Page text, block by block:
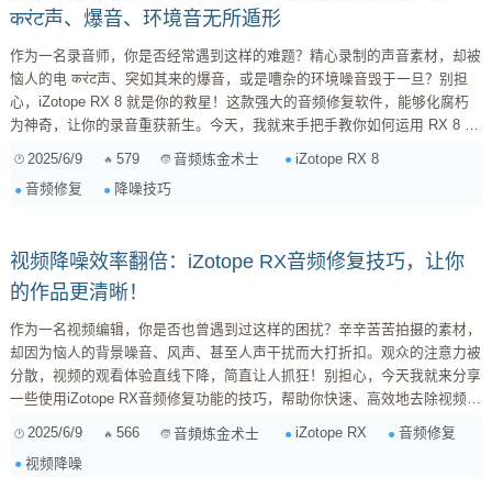
करंट声、爆音、环境音无所遁形
作为一名录音师，你是否经常遇到这样的难题？精心录制的声音素材，却被
恼人的电 करंट声、突如其来的爆音，或是嘈杂的环境噪音毁于一旦？别担
心，iZotope RX 8 就是你的救星！这款强大的音频修复软件，能够化腐朽
为神奇，让你的录音重获新生。今天，我就来手把手教你如何运用 RX 8 的
始降噪之前，我们需要做好一些准备工作，这能帮助我们更高效地使用 RX
2025/6/9 579 音频炼金术士
iZotope RX 8
音频修复
降噪技巧
视频降噪效率翻倍：iZotope RX音频修复技巧，让你
的作品更清晰！
作为一名视频编辑，你是否也曾遇到过这样的困扰？辛辛苦苦拍摄的素材，
却因为恼人的背景噪音、风声、甚至人声干扰而大打折扣。观众的注意力被
分散，视频的观看体验直线下降，简直让人抓狂！别担心，今天我就来分享
一些使用iZotope RX音频修复功能的技巧，帮助你快速、高效地去除视频中
用为音频问题熬夜加班了！ 一、为什么选择iZotope RX？ 市面上音频修复
软件有很多，为什么我独独推荐iZotope RX呢？原因很简单，它足够专业、
2025/6/9 566 音頻炼金术士 iZotope RX
音频修复
视频降噪